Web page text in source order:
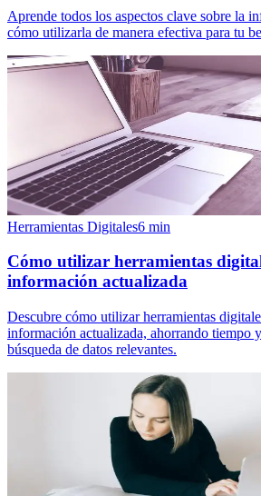
Aprende todos los aspectos clave sobre la
cómo utilizarla de manera efectiva para tu
Herramientas Digitales6 min
Cómo utilizar herramientas
información actualizada
Descubre cómo utilizar herramientas
información actualizada, ahorrando tiempo
búsqueda de datos relevantes.